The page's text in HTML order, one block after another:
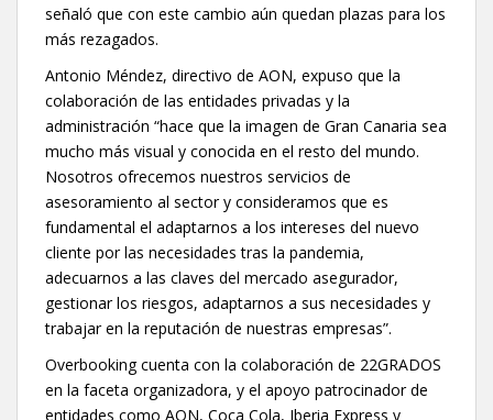
señaló que con este cambio aún quedan plazas para los
más rezagados.
Antonio Méndez, directivo de AON, expuso que la
colaboración de las entidades privadas y la
administración “hace que la imagen de Gran Canaria sea
mucho más visual y conocida en el resto del mundo.
Nosotros ofrecemos nuestros servicios de
asesoramiento al sector y consideramos que es
fundamental el adaptarnos a los intereses del nuevo
cliente por las necesidades tras la pandemia,
adecuarnos a las claves del mercado asegurador,
gestionar los riesgos, adaptarnos a sus necesidades y
trabajar en la reputación de nuestras empresas”.
Overbooking cuenta con la colaboración de 22GRADOS
en la faceta organizadora, y el apoyo patrocinador de
entidades como AON, Coca Cola, Iberia Express y